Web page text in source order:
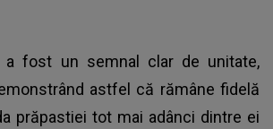
a fost un semnal clar de unitate,
astfel că rămâne fidelă
prăpastiei tot mai adânci dintre ei